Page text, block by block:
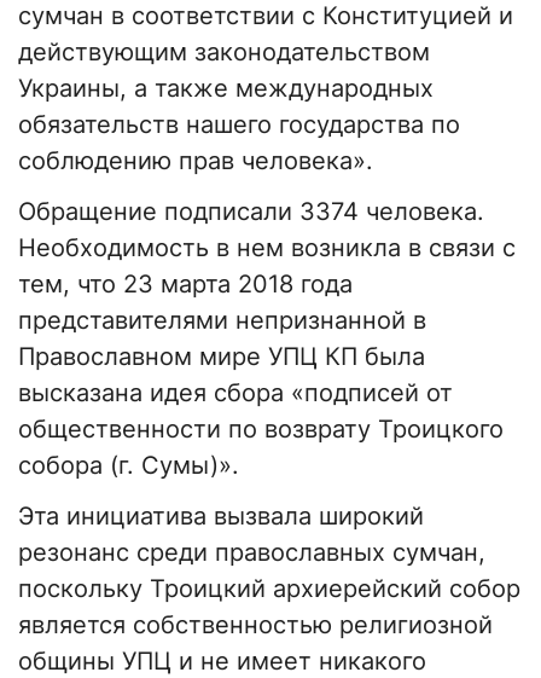
сумчан в соответствии с Конституцией и
действующим законодательством
Украины, а также международных
обязательств нашего государства по
соблюдению прав человека».
Обращение подписали 3374 человека.
Необходимость в нем возникла в связи с
тем, что 23 марта 2018 года
представителями непризнанной в
Православном мире УПЦ КП была
высказана идея сбора «подписей от
общественности по возврату Троицкого
собора (г. Сумы)».
Эта инициатива вызвала широкий
резонанс среди православных сумчан,
поскольку Троицкий архиерейский собор
является собственностью религиозной
общины УПЦ и не имеет никакого